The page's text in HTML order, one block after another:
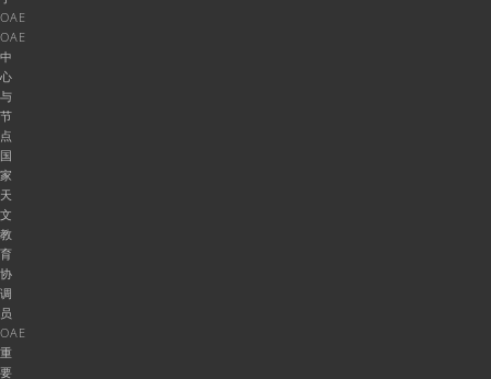
OAE
OAE
中
心
与
节
点
国
家
天
文
教
育
协
调
员
OAE
重
要